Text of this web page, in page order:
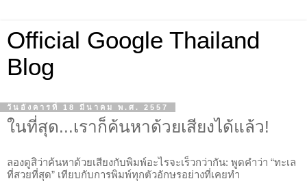
Official Google Thailand
Blog
วันอังคารที่ 18 มีนาคม พ.ศ. 2557
ในที่สุด...เราก็ค้นหาด้วยเสียงได้แล้ว!
ลองดูสิว่าค้นหาด้วยเสียงกับพิมพ์อะไรจะเร็วกว่ากัน: พูดคำว่า “ทะเล
ที่สวยที่สุด” เทียบกับการพิมพ์ทุกตัวอักษรอย่างที่เคยทำ